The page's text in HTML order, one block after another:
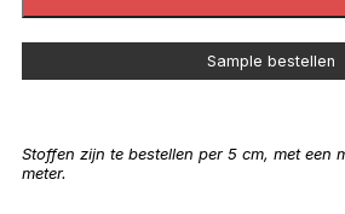
Sample bestellen
Stoffen zijn te bestellen per 5 cm, met een
meter.